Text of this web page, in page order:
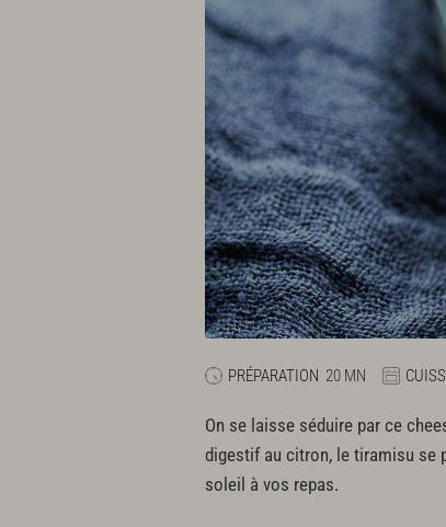
PRÉPARATION 20 MN
On se laisse séduire par ce
digestif au citron, le tiramisu se
soleil à vos repas.